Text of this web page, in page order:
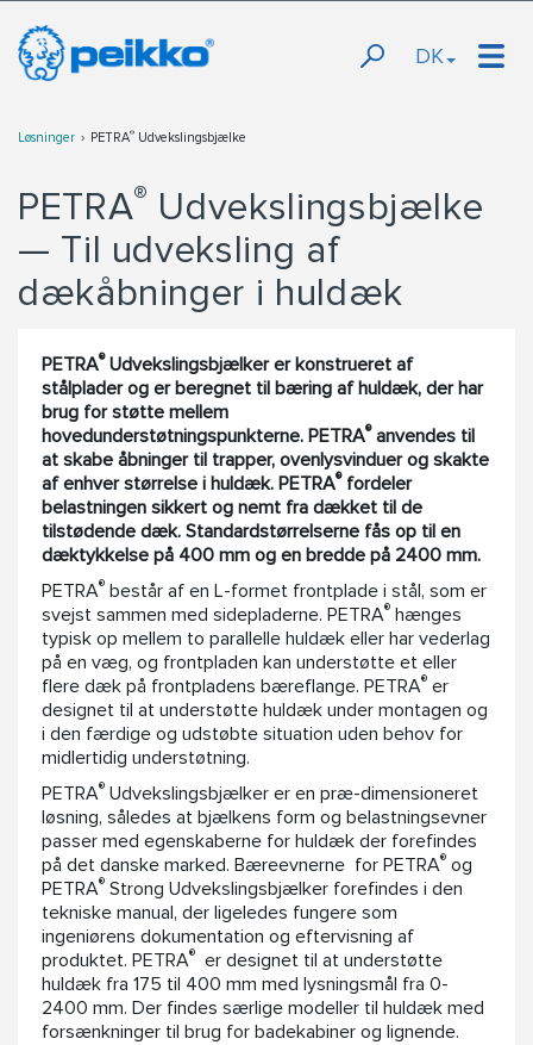
DK
Løsninger PETRA® Udvekslingsbjælke
PETRA® Udvekslingsbjælke
— Til udveksling af
dækåbninger i huldæk
PETRA®Udvekslingsbjælker er konstrueret af
stålplader og er beregnet til bæring af huldæk, der har
brug for støtte mellem
hovedunderstøtningspunkterne. PETRA®anvendes til
at skabe åbninger til trapper, ovenlysvinduer og skakte
af enhver størrelse i huldæk. PETRA®fordeler
belastningen sikkert og nemt fra dækket til de
tilstødende dæk. Standardstørrelserne fås op til en
dæktykkelse på 400 mm og en bredde på 2400 mm.
PETRA® består af en L-formet frontplade i stål, som er
svejst sammen med sidepladerne. PETRA® hænges
typisk op mellem to parallelle huldæk eller har vederlag
på en væg, og frontpladen kan understøtte et eller
flere dæk på frontpladens bæreflange. PETRA® er
designet til at understøtte huldæk under montagen og
i den færdige og udstøbte situation uden behov for
midlertidig understøtning.
PETRA® Udvekslingsbjælker er en præ-dimensioneret
løsning, således at bjælkens form og belastningsevner
passer med egenskaberne for huldæk der forefindes
på det danske marked. Bæreevnerne for PETRA® og
PETRA® Strong Udvekslingsbjælker forefindes i den
tekniske manual, der ligeledes fungere som
ingeniørens dokumentation og eftervisning af
produktet. PETRA® er designet til at understøtte
huldæk fra 175 til 400 mm med lysningsmål fra 0-
2400 mm. Der findes særlige modeller til huldæk med
forsænkninger til brug for badekabiner og lignende.